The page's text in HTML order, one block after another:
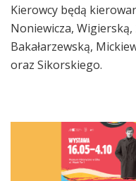
Kierowcy będą
Noniewicza,
Bakałarzewską,
oraz Sikorskiego.